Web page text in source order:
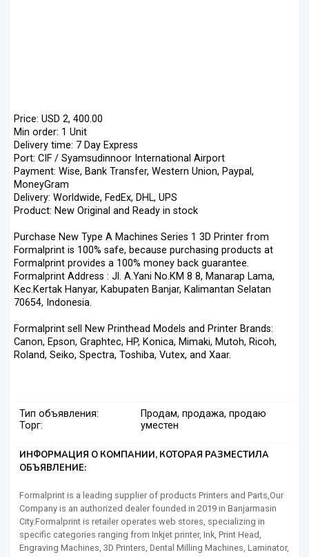
Price: USD 2, 400.00
Min order: 1 Unit
Delivery time: 7 Day Express
Port: CIF / Syamsudinnoor International Airport
Payment: Wise, Bank Transfer, Western Union, Paypal,
MoneyGram
Delivery: Worldwide, FedEx, DHL, UPS
Product: New Original and Ready in stock
Purchase New Type A Machines Series 1 3D Printer from
Formalprint is 100% safe, because purchasing products at
Formalprint provides a 100% money back guarantee.
Formalprint Address : Jl. A.Yani No.KM 8 8, Manarap Lama,
Kec.Kertak Hanyar, Kabupaten Banjar, Kalimantan Selatan
70654, Indonesia.
Formalprint sell New Printhead Models and Printer Brands:
Canon, Epson, Graphtec, HP, Konica, Mimaki, Mutoh, Ricoh,
Roland, Seiko, Spectra, Toshiba, Vutex, and Xaar.
Тип объявления:
Продам, продажа, продаю
Торг:
уместен
ИНФОРМАЦИЯ О КОМПАНИИ, КОТОРАЯ РАЗМЕСТИЛА
ОБЪЯВЛЕНИЕ:
Formalprint is a leading supplier of products Printers and Parts,Our
Company is an authorized dealer founded in 2019 in Banjarmasin
City.Formalprint is retailer operates web stores, specializing in
specific categories ranging from Inkjet printer, Ink, Print Head,
Engraving Machines, 3D Printers, Dental Milling Machines, Laminator,